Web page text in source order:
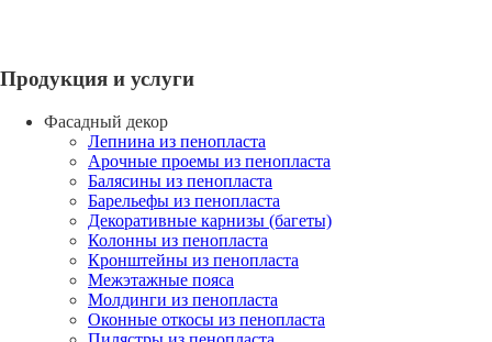
Продукция и услуги
Фасадный декор
Лепнина из пенопласта
Арочные проемы из пенопласта
Балясины из пенопласта
Барельефы из пенопласта
Декоративные карнизы (багеты)
Колонны из пенопласта
Кронштейны из пенопласта
Межэтажные пояса
Молдинги из пенопласта
Оконные откосы из пенопласта